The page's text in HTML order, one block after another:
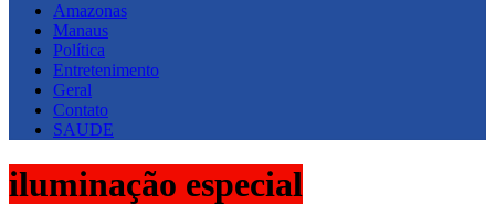
Amazonas
Manaus
Política
Entretenimento
Geral
Contato
SAUDE
iluminação especial